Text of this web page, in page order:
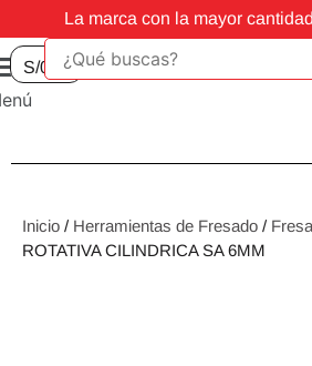
La marca con la mayor
S/0.00
Inicio / Herramientas de Fresado /
ROTATIVA CILINDRICA SA 6MM